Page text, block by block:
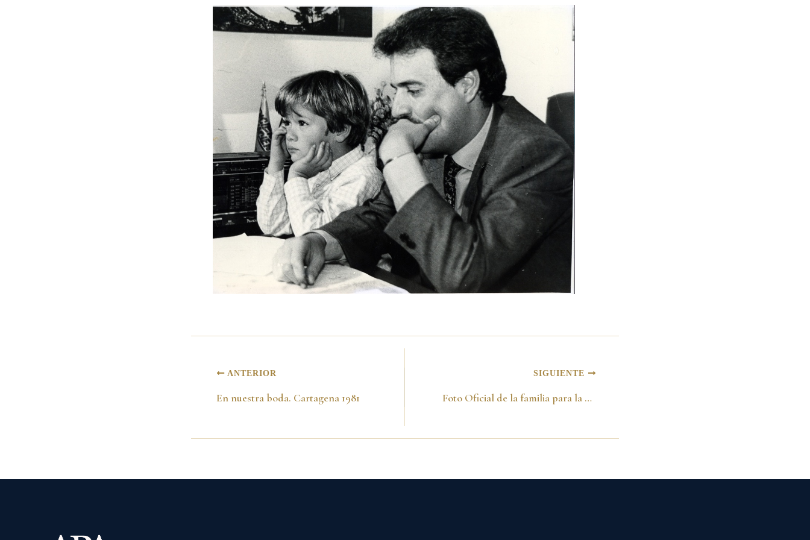
ANTERIOR
En nuestra boda. Cartagena 1981
SIGUIENTE
Foto Oficial de la familia para la campaña presidencial. Bogotá 1994